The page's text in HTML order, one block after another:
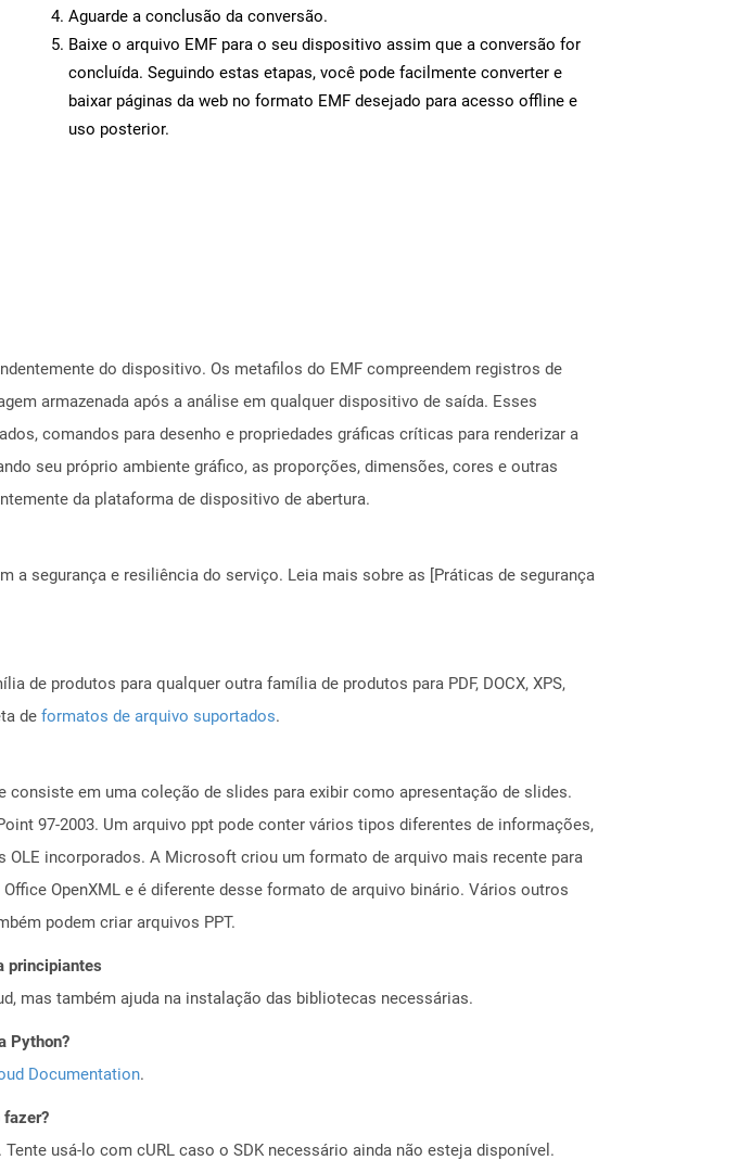
Aguarde a conclusão da conversão.
Baixe o arquivo EMF para o seu dispositivo assim que a conversão for
concluída. Seguindo estas etapas, você pode facilmente converter e
baixar páginas da web no formato EMF desejado para acesso offline e
uso posterior.
do dispositivo. Os metafilos do EMF compreendem registros de
armazenada após a análise em qualquer dispositivo de saída. Esses
comandos para desenho e propriedades gráficas críticas para renderizar a
seu próprio ambiente gráfico, as proporções, dimensões, cores e outras
da plataforma de dispositivo de abertura.
a segurança e resiliência do serviço. Leia mais sobre as [Práticas de segurança
de produtos para qualquer outra família de produtos para PDF, DOCX, XPS,
de formatos de arquivo suportados.
em uma coleção de slides para exibir como apresentação de slides.
97-2003. Um arquivo ppt pode conter vários tipos diferentes de informações,
incorporados. A Microsoft criou um formato de arquivo mais recente para
OpenXML e é diferente desse formato de arquivo binário. Vários outros
podem criar arquivos PPT.
principiantes
mas também ajuda na instalação das bibliotecas necessárias.
Python?
Documentation.
fazer?
usá-lo com cURL caso o SDK necessário ainda não esteja disponível.